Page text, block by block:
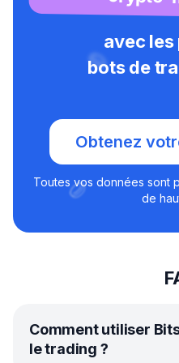
avec les
bots de
Obtenez
Toutes vos données sont
de
Comment utiliser
le trading ?